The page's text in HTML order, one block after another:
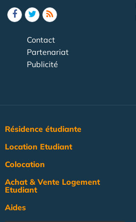
Contact
Partenariat
Publicité
Résidence étudiante
Location Etudiant
Colocation
Achat & Vente Logement
Etudiant
Aides